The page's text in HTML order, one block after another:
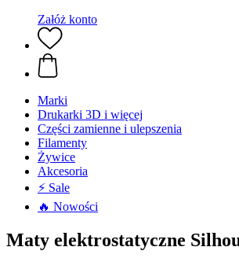
Załóż konto
Marki
Drukarki 3D i więcej
Części zamienne i ulepszenia
Filamenty
Żywice
Akcesoria
⚡ Sale
🔥 Nowości
Maty elektrostatyczne